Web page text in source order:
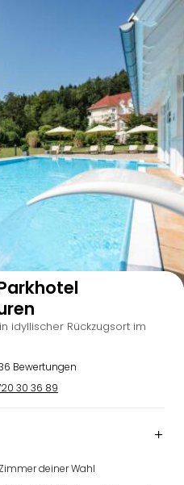
Auf der Karte anzeigen
idyllischer Rückzugsort im
Bewertungen
30 36 89
deiner Wahl